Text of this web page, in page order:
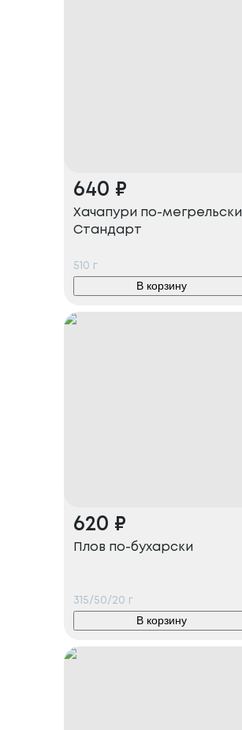
640 ₽
Хачапури по-мегрельски
Стандарт
510 г
В корзину
620 ₽
Плов по-бухарски
315/50/20 г
В корзину